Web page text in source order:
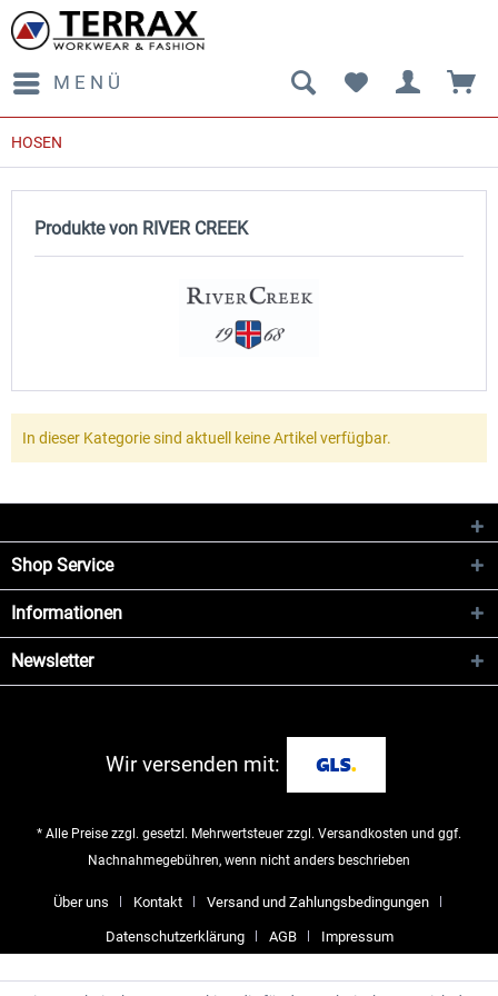
MENÜ
HOSEN
Produkte von RIVER CREEK
In dieser Kategorie sind aktuell keine Artikel verfügbar.
Shop Service
Informationen
Newsletter
Wir versenden mit:
* Alle Preise zzgl. gesetzl. Mehrwertsteuer zzgl. Versandkosten und ggf.
Nachnahmegebühren, wenn nicht anders beschrieben
Über uns Kontakt Versand und Zahlungsbedingungen
Datenschutzerklärung AGB Impressum